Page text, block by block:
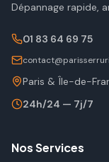
Dépannage rapide,
01 83 64 69 75
Paris & Île-de-
24h/24 — 7j/7
Nos Services